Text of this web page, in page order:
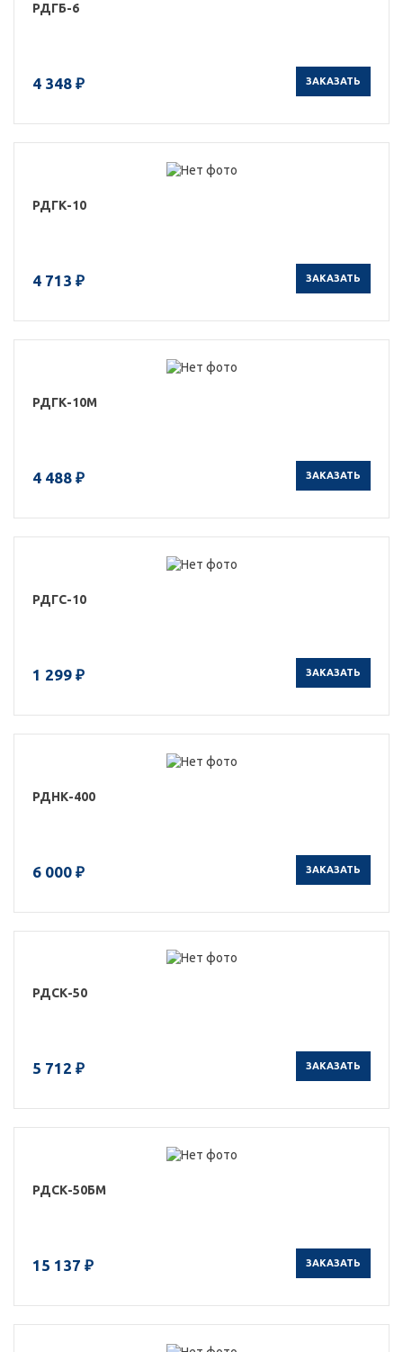
РДГБ-6
4 348 ₽ ЗАКАЗАТЬ
РДГК-10
4 713 ₽ ЗАКАЗАТЬ
РДГК-10М
4 488 ₽ ЗАКАЗАТЬ
РДГС-10
1 299 ₽ ЗАКАЗАТЬ
РДНК-400
6 000 ₽ ЗАКАЗАТЬ
РДСК-50
5 712 ₽ ЗАКАЗАТЬ
РДСК-50БМ
15 137 ₽ ЗАКАЗАТЬ